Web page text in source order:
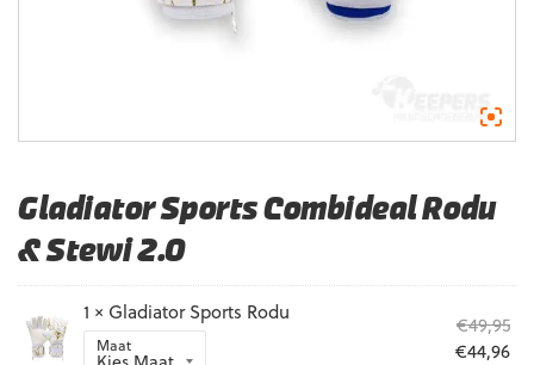
Gladiator Sports Combideal Rodu
& Stewi 2.0
1 × Gladiator Sports Rodu
Maat
€49,95
€44,96